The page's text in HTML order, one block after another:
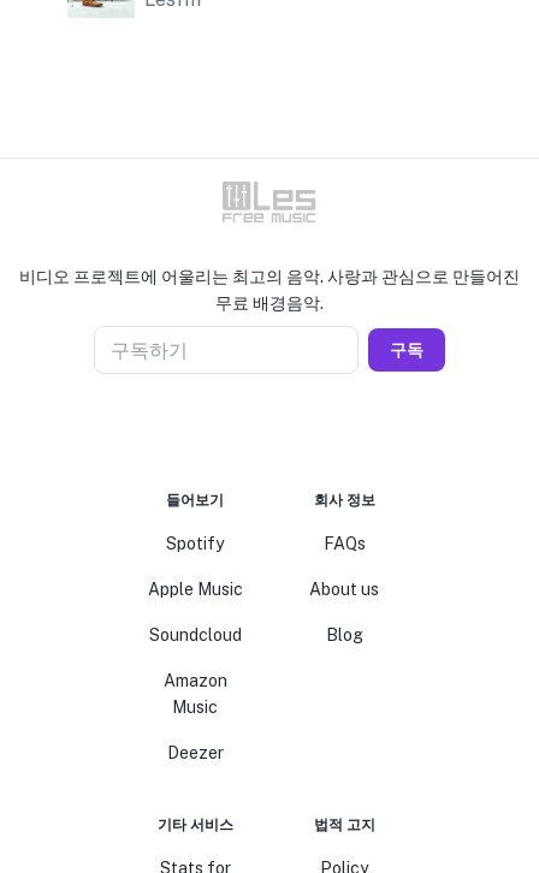
비디오 프로젝트에 어울리는 최고의 음악. 사랑과 관심으로 만들어진
무료 배경음악.
구독하기 구독
들어보기
Spotify
Apple Music
Soundcloud
Amazon
Music
Deezer
회사 정보
FAQs
About us
Blog
기타 서비스
Stats for
법적 고지
Policy